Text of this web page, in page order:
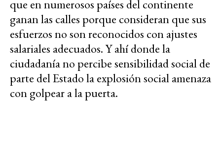
que en numerosos países del continente
ganan las calles porque consideran que sus
esfuerzos no son reconocidos con ajustes
salariales adecuados. Y ahí donde la
ciudadanía no percibe sensibilidad social de
parte del Estado la explosión social amenaza
con golpear a la puerta.